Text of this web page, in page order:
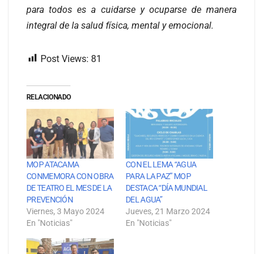
para todos es a cuidarse y ocuparse de manera
integral de la salud física, mental y emocional.
Post Views: 81
RELACIONADO
MOP ATACAMA
CONMEMORA CON OBRA
DE TEATRO EL MES DE LA
PREVENCIÓN
Viernes, 3 Mayo 2024
En "Noticias"
CON EL LEMA “AGUA
PARA LA PAZ” MOP
DESTACA “DÍA MUNDIAL
DEL AGUA”
Jueves, 21 Marzo 2024
En "Noticias"